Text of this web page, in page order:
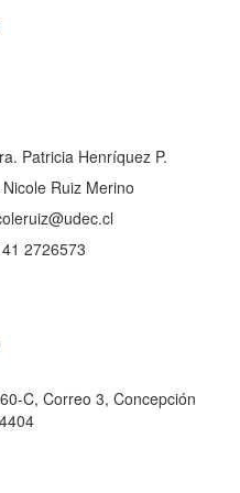
Patricia Henríquez P.
Nicole Ruiz Merino
2726573
C, Correo 3, Concepción